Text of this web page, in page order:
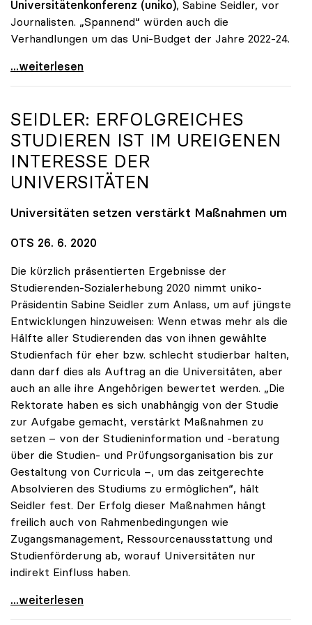
Universitätenkonferenz (uniko), Sabine Seidler, vor
Journalisten. „Spannend“ würden auch die
Verhandlungen um das Uni-Budget der Jahre 2022-24.
Unis: Ab Herbst „hybrid\", Budget „keine g'mahte
...weiterlesen
SEIDLER: ERFOLGREICHES
STUDIEREN IST IM UREIGENEN
INTERESSE DER
UNIVERSITÄTEN
Universitäten setzen verstärkt Maßnahmen um
OTS 26. 6. 2020
Die kürzlich präsentierten Ergebnisse der
Studierenden-Sozialerhebung 2020 nimmt uniko-
Präsidentin Sabine Seidler zum Anlass, um auf jüngste
Entwicklungen hinzuweisen: Wenn etwas mehr als die
Hälfte aller Studierenden das von ihnen gewählte
Studienfach für eher bzw. schlecht studierbar halten,
dann darf dies als Auftrag an die Universitäten, aber
auch an alle ihre Angehörigen bewertet werden. „Die
Rektorate haben es sich unabhängig von der Studie
zur Aufgabe gemacht, verstärkt Maßnahmen zu
setzen – von der Studieninformation und -beratung
über die Studien- und Prüfungsorganisation bis zur
Gestaltung von Curricula –, um das zeitgerechte
Absolvieren des Studiums zu ermöglichen“, hält
Seidler fest. Der Erfolg dieser Maßnahmen hängt
freilich auch von Rahmenbedingungen wie
Zugangsmanagement, Ressourcenausstattung und
Studienförderung ab, worauf Universitäten nur
indirekt Einfluss haben.
Seidler: Erfolgreiches Studieren ist im ureigenen
...weiterlesen